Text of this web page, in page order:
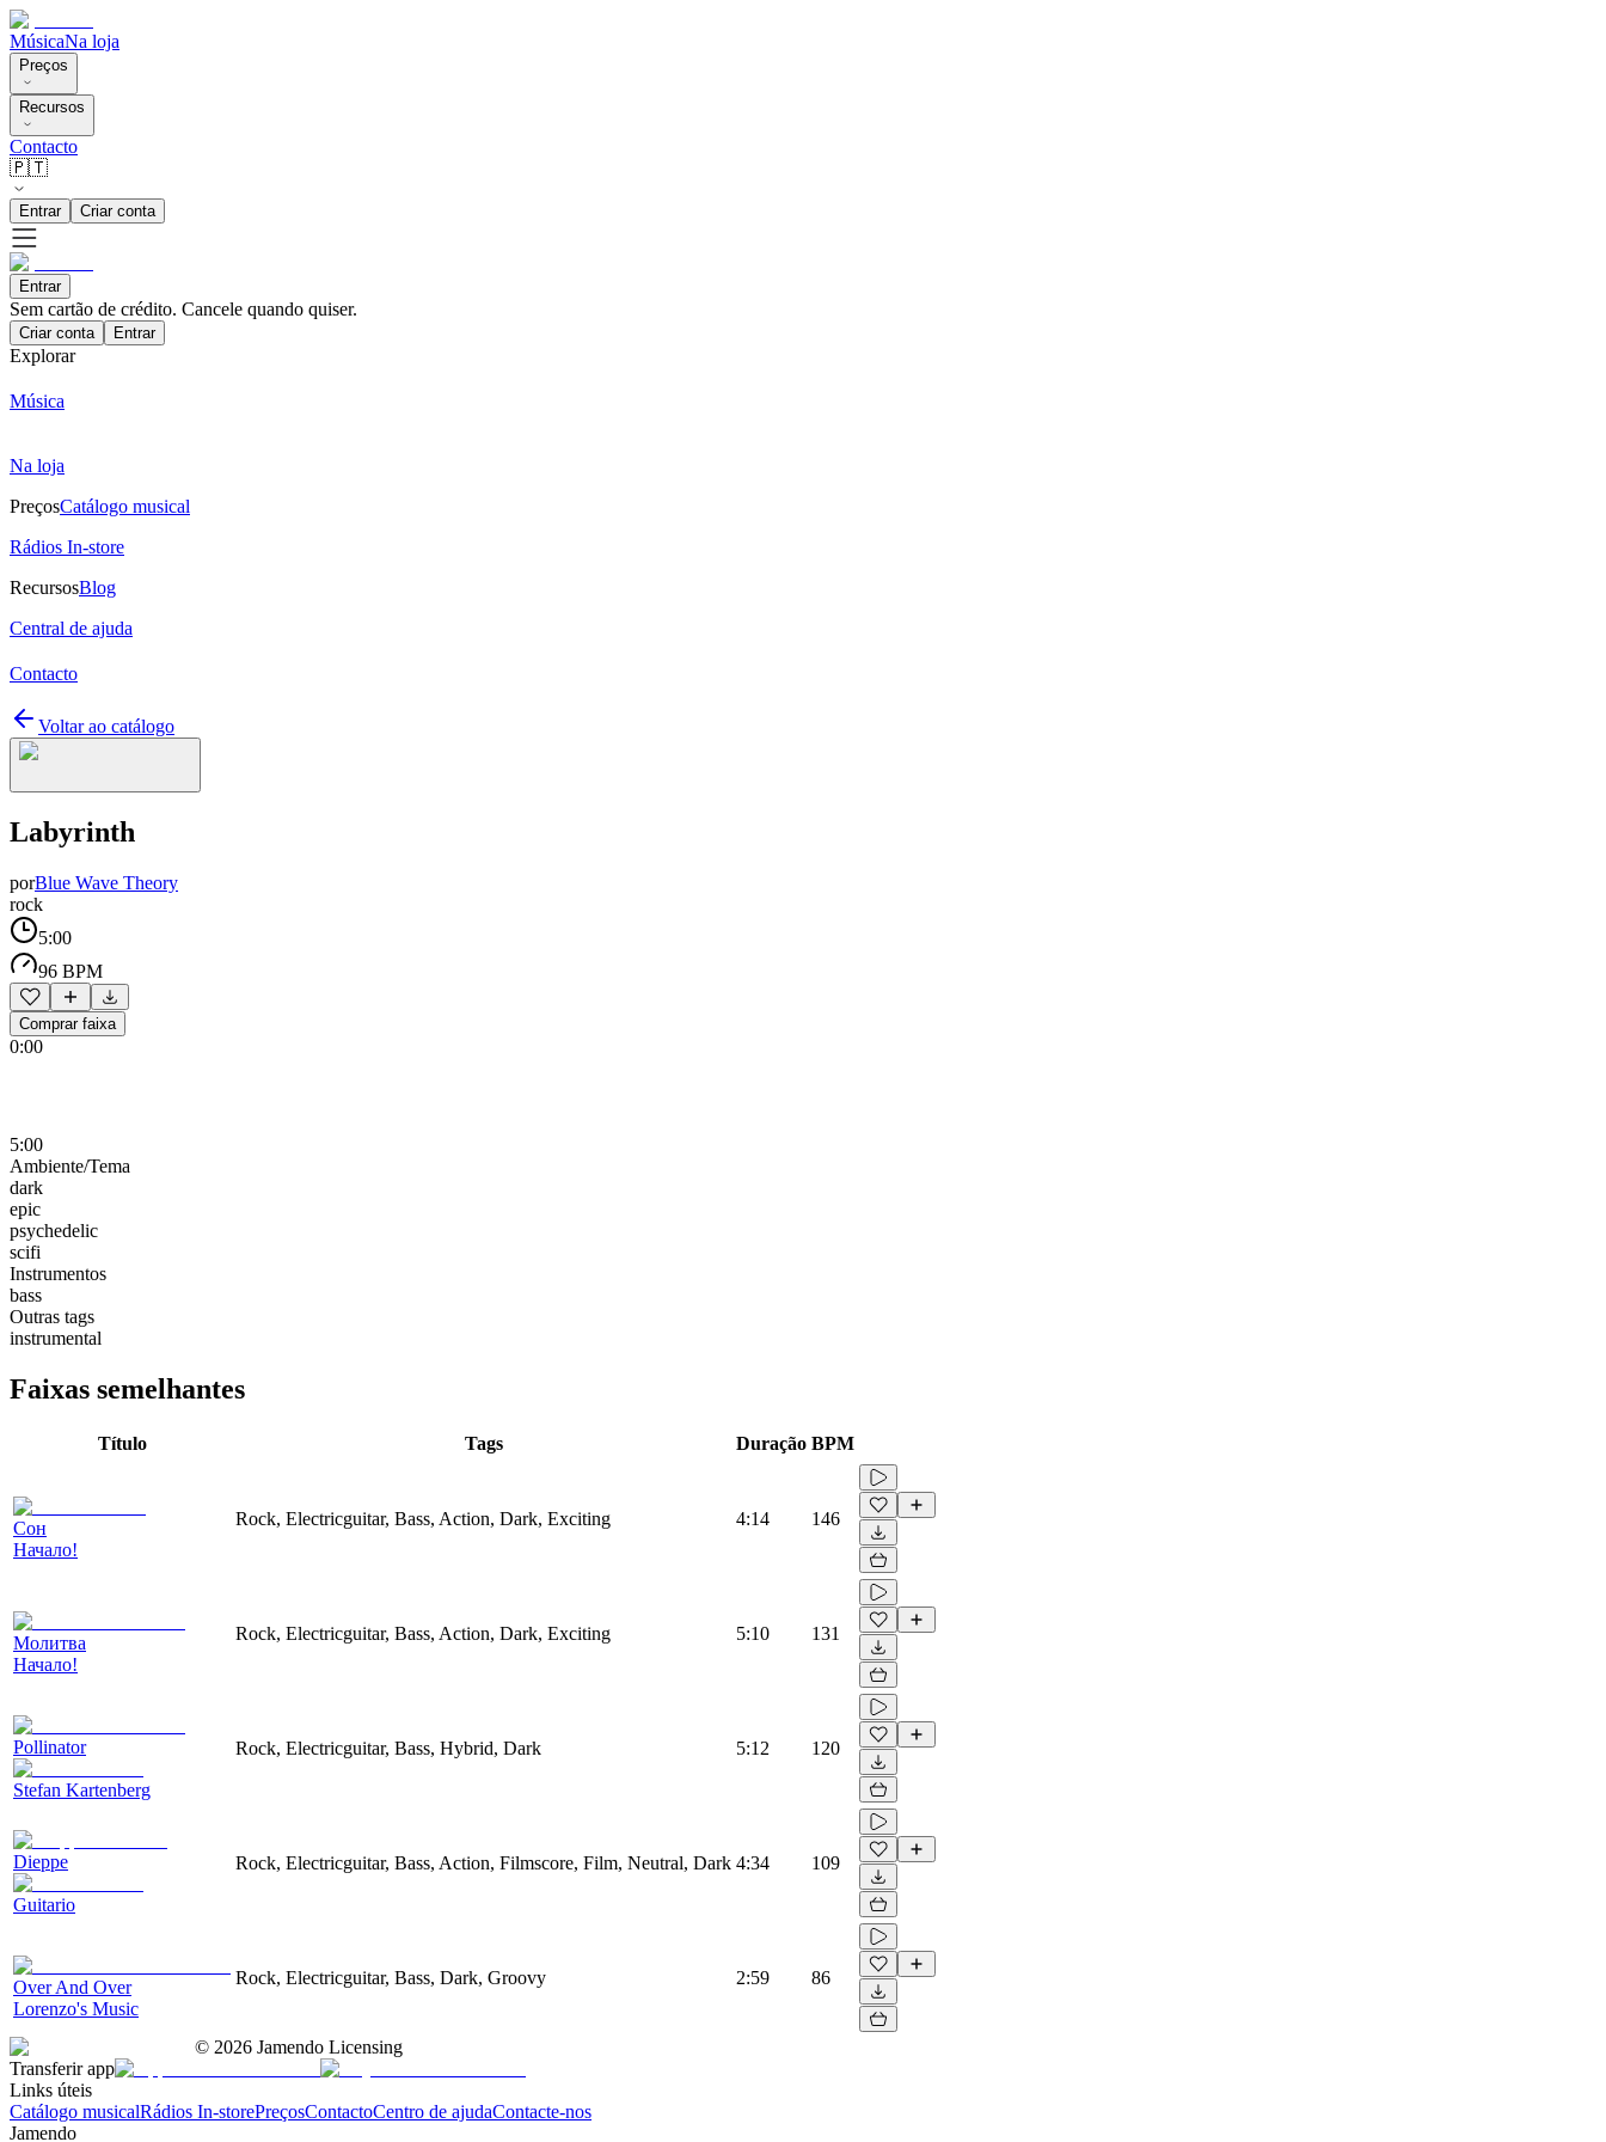
MúsicaNa loja
Preços
Recursos
Contacto
🇵🇹
Entrar Criar conta
Entrar
Sem cartão de crédito. Cancele quando quiser.
Criar conta Entrar
Explorar
Música
Na loja
PreçosCatálogo musical
Rádios In-store
RecursosBlog
Central de ajuda
Contacto
Voltar ao catálogo
Labyrinth
porBlue Wave Theory
rock
5:00
96 BPM
Comprar faixa
0:00
5:00
Ambiente/Tema
dark
epic
psychedelic
scifi
Instrumentos
bass
Outras tags
instrumental
Faixas semelhantes
Título Tags Duração BPM
Сон
Начало!
Rock, Electricguitar, Bass, Action, Dark, Exciting 4:14 146
Молитва
Начало!
Rock, Electricguitar, Bass, Action, Dark, Exciting 5:10 131
Pollinator
Stefan Kartenberg
Rock, Electricguitar, Bass, Hybrid, Dark 5:12 120
Dieppe
Guitario
Rock, Electricguitar, Bass, Action, Filmscore, Film, Neutral, Dark 4:34 109
Over And Over
Lorenzo's Music
Rock, Electricguitar, Bass, Dark, Groovy 2:59 86
© 2026 Jamendo Licensing
Transferir app
Links úteis
Catálogo musicalRádios In-storePreçosContactoCentro de ajudaContacte-nos
Jamendo